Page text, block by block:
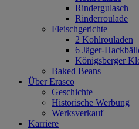
Rindergulasch
Rinderroulade
Fleischgerichte
2 Kohlrouladen
6 Jäger-
Königsberger
Baked Beans
Über Erasco
Geschichte
Historische Werbung
Werksverkauf
Karriere